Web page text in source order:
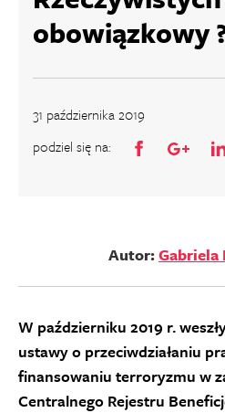
obowiązkowy
31 października 2019
podziel się na:
Autor:Gabriela
W październiku 2019 r.
ustawy o przeciwdziałaniu
finansowaniu terroryzmu w
Centralnego Rejestru